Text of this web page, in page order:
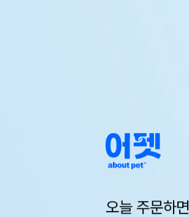
오늘 주문하면